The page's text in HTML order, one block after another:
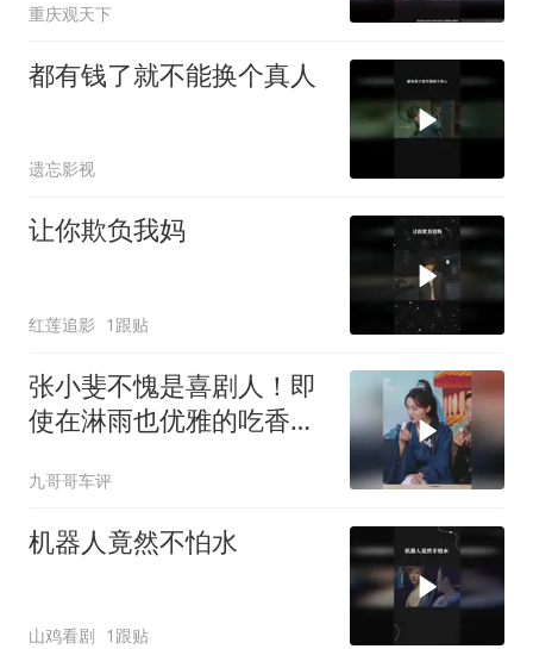
重庆观天下
都有钱了就不能换个真人
遗忘影视
让你欺负我妈
红莲追影 1跟贴
张小斐不愧是喜剧人！即
使在淋雨也优雅的吃香
九哥哥车评
机器人竟然不怕水
山鸡看剧 1跟贴